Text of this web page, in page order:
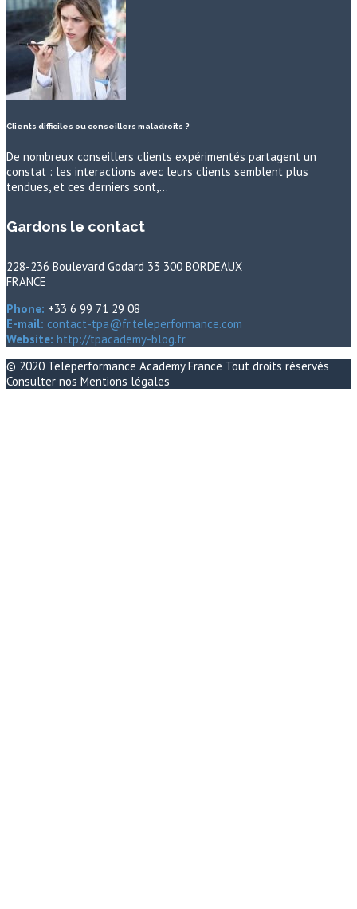
Clients difficiles ou conseillers maladroits ?
De nombreux conseillers clients expérimentés partagent un
constat : les interactions avec leurs clients semblent plus
tendues, et ces derniers sont,…
Gardons le contact
228-236 Boulevard Godard 33 300 BORDEAUX
FRANCE
Phone: +33 6 99 71 29 08
E-mail: contact-tpa@fr.teleperformance.com
Website: http://tpacademy-blog.fr
© 2020 Teleperformance Academy France Tout droits réservés
Consulter nos Mentions légales